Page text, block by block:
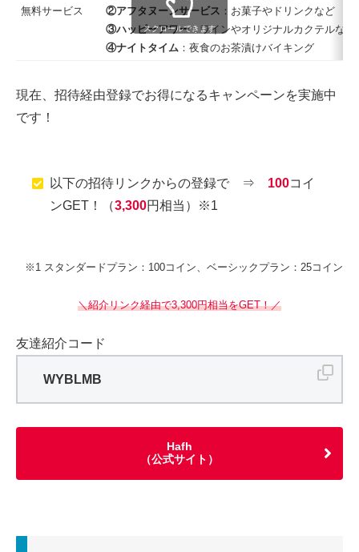
無料サービス
②アフタヌーンサービス ：お菓子やドリンクなど
③ハッピーアワー：ワインやオリジナルカクテルなど
④ナイトタイム ：夜食のお茶漬けバイキング
スクロールできます
現在、招待経由登録でお得になるキャンペーンを実施中
です！
以下の招待リンクからの登録で ⇒ 100コイ
ンGET！（3,300円相当）※1
※1 スタンダードプラン：100コイン、ベーシックプラン：25コイン
＼紹介リンク経由で3,300円相当をGET！／
友達紹介コード
WYBLMB
Hafh
（公式サイト）